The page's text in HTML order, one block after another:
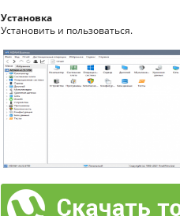
Установка
Установить и пользоваться.